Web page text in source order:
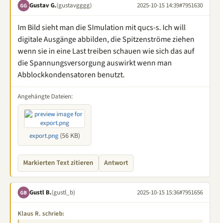
GG Gustav G.(gustavgggg) 2025-10-15 14:39#7951630
Im Bild sieht man die SImulation mit qucs-s. Ich will
digitale Ausgänge abbilden, die Spitzenströme ziehen
wenn sie in eine Last treiben schauen wie sich das auf
die Spannungsversorgung auswirkt wenn man
Abblockkondensatoren benutzt.
Angehängte Dateien:
export.png(56 KB)
Markierten Text zitieren Antwort
GB Gustl B.(gustl_b) 2025-10-15 15:36#7951656
Klaus R. schrieb: